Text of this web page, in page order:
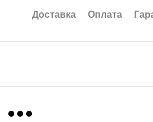
Доставка Оплата